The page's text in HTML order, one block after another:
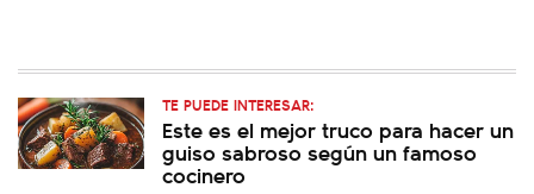
TE PUEDE INTERESAR:
Este es el mejor truco para hacer un
guiso sabroso según un famoso
cocinero